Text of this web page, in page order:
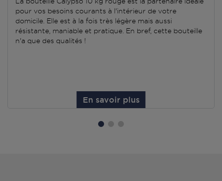
pour vos besoins courants à l'intérieur de votre
domicile. Elle est à la fois très légère mais aussi
résistante, maniable et pratique. En bref, cette bouteille
n'a que des qualités !
En savoir plus